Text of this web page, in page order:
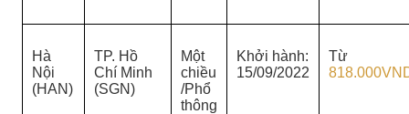
Hà
Nội
(HAN)
TP. Hồ
Chí Minh
(SGN)
Một
chiều
/Phổ
thông
Khởi hành:
15/09/2022
Từ